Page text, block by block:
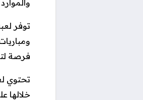
توفر
فرصة
تحتوي
خلالها